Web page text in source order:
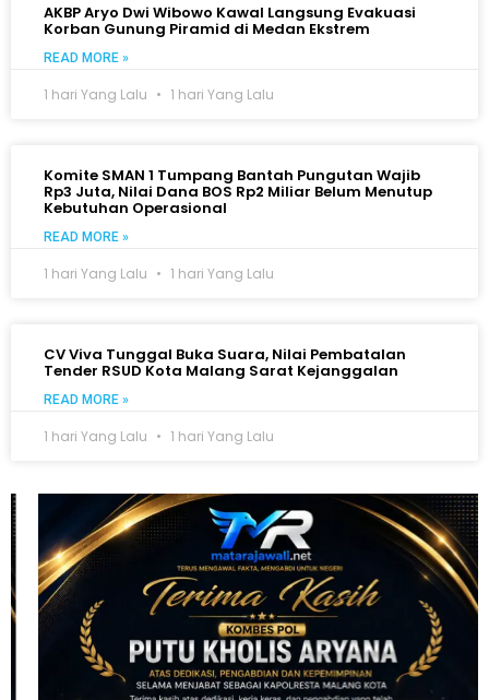
AKBP Aryo Dwi Wibowo Kawal Langsung Evakuasi
Korban Gunung Piramid di Medan Ekstrem
READ MORE »
1 hari Yang Lalu 1 hari Yang Lalu
Komite SMAN 1 Tumpang Bantah Pungutan Wajib
Rp3 Juta, Nilai Dana BOS Rp2 Miliar Belum Menutup
Kebutuhan Operasional
READ MORE »
1 hari Yang Lalu 1 hari Yang Lalu
CV Viva Tunggal Buka Suara, Nilai Pembatalan
Tender RSUD Kota Malang Sarat Kejanggalan
READ MORE »
1 hari Yang Lalu 1 hari Yang Lalu